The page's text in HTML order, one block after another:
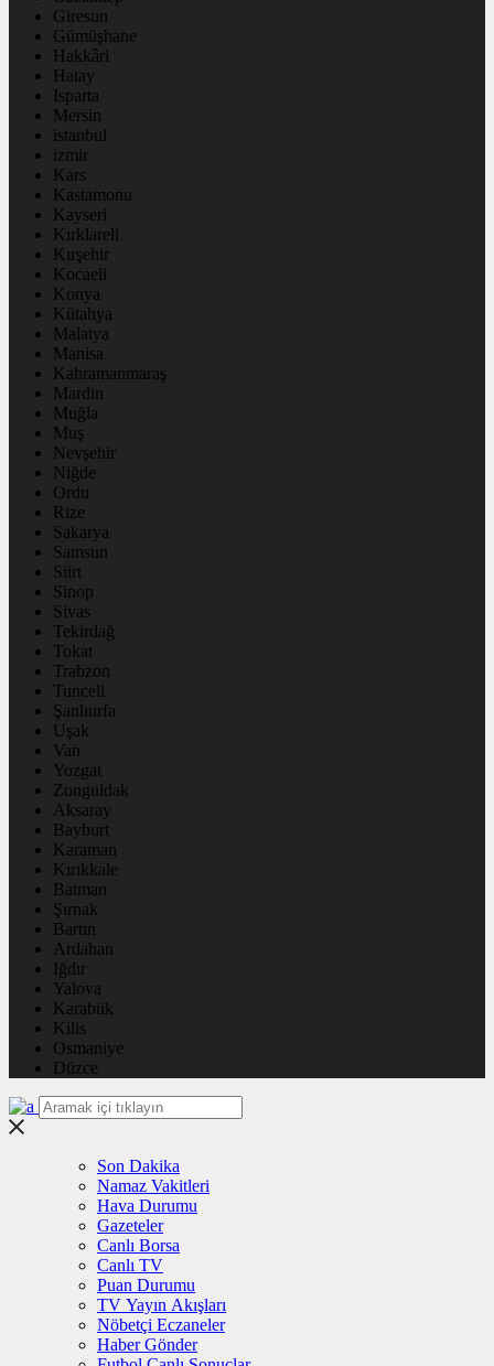
Giresun
Gümüşhane
Hakkâri
Hatay
Isparta
Mersin
istanbul
izmir
Kars
Kastamonu
Kayseri
Kırklareli
Kırşehir
Kocaeli
Konya
Kütahya
Malatya
Manisa
Kahramanmaraş
Mardin
Muğla
Muş
Nevşehir
Niğde
Ordu
Rize
Sakarya
Samsun
Siirt
Sinop
Sivas
Tekirdağ
Tokat
Trabzon
Tunceli
Şanlıurfa
Uşak
Van
Yozgat
Zonguldak
Aksaray
Bayburt
Karaman
Kırıkkale
Batman
Şırnak
Bartın
Ardahan
Iğdır
Yalova
Karabük
Kilis
Osmaniye
Düzce
Son Dakika
Namaz Vakitleri
Hava Durumu
Gazeteler
Canlı Borsa
Canlı TV
Puan Durumu
TV Yayın Akışları
Nöbetçi Eczaneler
Haber Gönder